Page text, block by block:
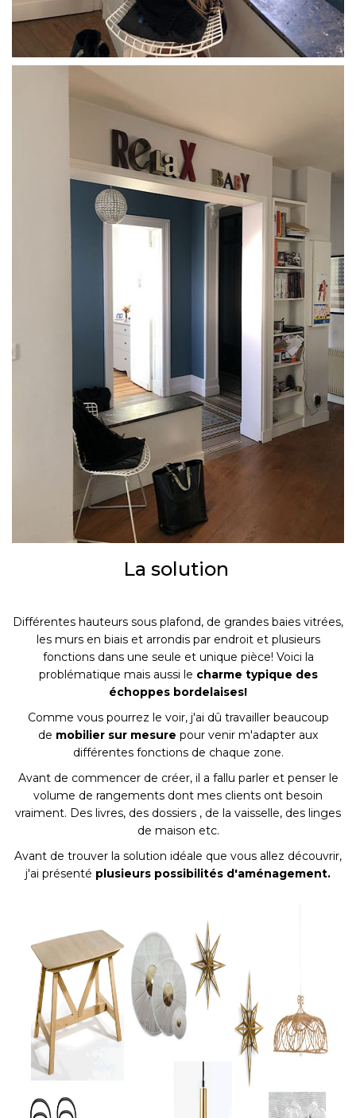
La solution
Différentes hauteurs sous plafond, de grandes baies vitrées,
les murs en biais et arrondis par endroit et plusieurs
fonctions dans une seule et unique pièce! Voici la
problématique mais aussi le charme typique des
échoppes bordelaises!
Comme vous pourrez le voir, j'ai dû travailler beaucoup
de mobilier sur mesure pour venir m'adapter aux
différentes fonctions de chaque zone.
Avant de commencer de créer, il a fallu parler et penser le
volume de rangements dont mes clients ont besoin
vraiment. Des livres, des dossiers , de la vaisselle, des linges
de maison etc.
Avant de trouver la solution idéale que vous allez découvrir,
j'ai présenté plusieurs possibilités d'aménagement.